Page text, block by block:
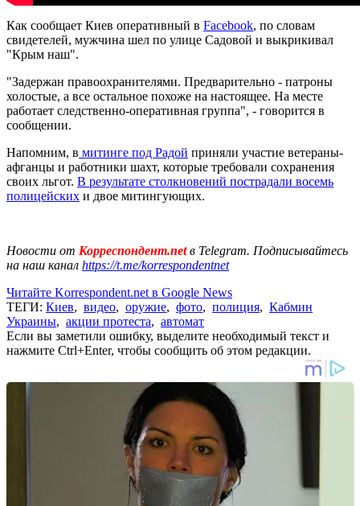
Как сообщает Киев оперативный в Facebook, по словам
свидетелей, мужчина шел по улице Садовой и выкрикивал
"Крым наш".
"Задержан правоохранителями. Предварительно - патроны
холостые, а все остальное похоже на настоящее. На месте
работает следственно-оперативная группа", - говорится в
сообщении.
Напомним, в митинге под Радой приняли участие ветераны-
афганцы и работники шахт, которые требовали сохранения
своих льгот. В результате столкновений пострадали восемь
полицейских и двое митингующих.
Новости от Корреспондент.netв Telegram. Подписывайтесь
на наш канал https://t.me/korrespondentnet
Читайте Korrespondent.net в Google News
ТЕГИ: Киев, видео, оружие, фото, полиция, Кабмин
Украины, акции протеста, автомат
Если вы заметили ошибку, выделите необходимый текст и
нажмите Ctrl+Enter, чтобы сообщить об этом редакции.